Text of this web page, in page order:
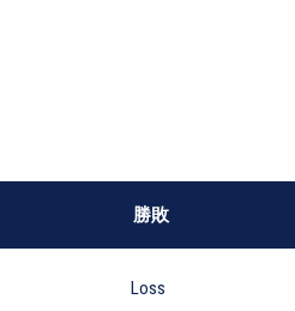
勝敗
Loss